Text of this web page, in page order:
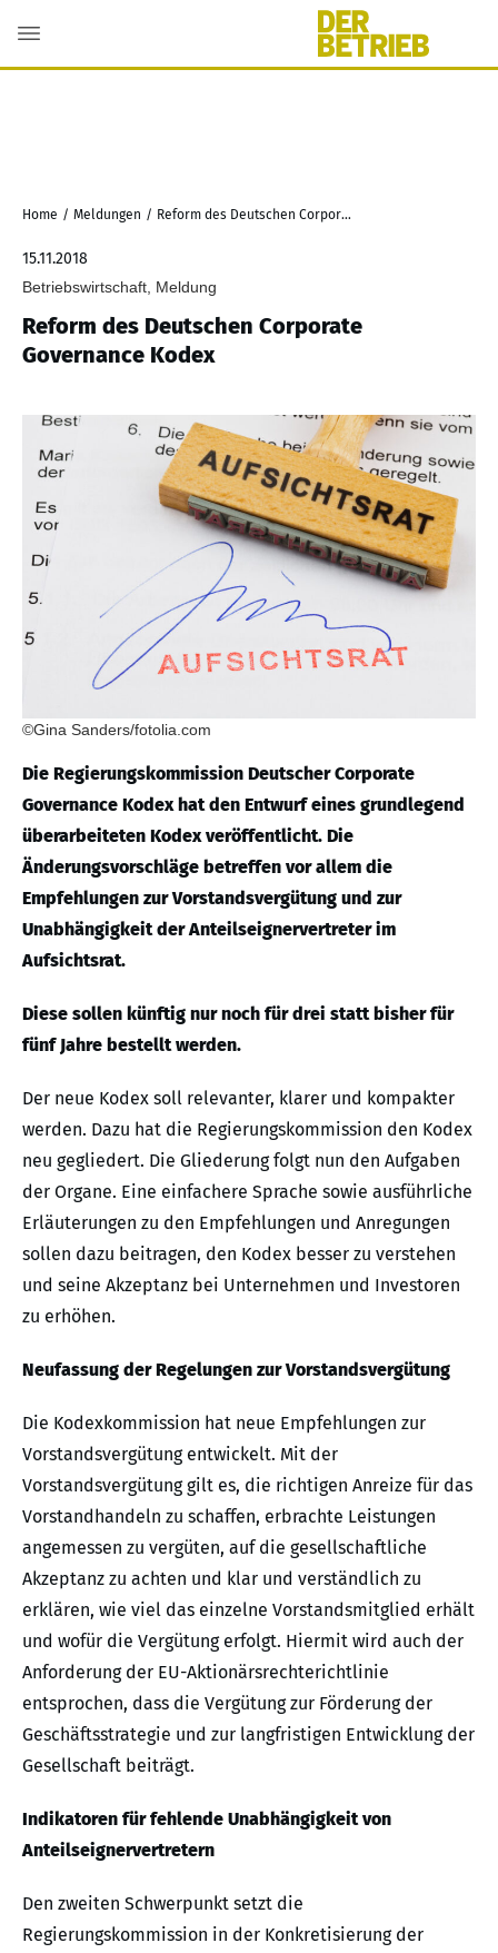
Home / Meldungen / Reform des Deutschen Corporate Governance Kodex
15.11.2018
Betriebswirtschaft, Meldung
Reform des Deutschen Corporate
Governance Kodex
©Gina Sanders/fotolia.com
Die Regierungskommission Deutscher Corporate
Governance Kodex hat den Entwurf eines grundlegend
überarbeiteten Kodex veröffentlicht. Die
Änderungsvorschläge betreffen vor allem die
Empfehlungen zur Vorstandsvergütung und zur
Unabhängigkeit der Anteilseignervertreter im
Aufsichtsrat.
Diese sollen künftig nur noch für drei statt bisher für
fünf Jahre bestellt werden.
Der neue Kodex soll relevanter, klarer und kompakter
werden. Dazu hat die Regierungskommission den Kodex
neu gegliedert. Die Gliederung folgt nun den Aufgaben
der Organe. Eine einfachere Sprache sowie ausführliche
Erläuterungen zu den Empfehlungen und Anregungen
sollen dazu beitragen, den Kodex besser zu verstehen
und seine Akzeptanz bei Unternehmen und Investoren
zu erhöhen.
Neufassung der Regelungen zur Vorstandsvergütung
Die Kodexkommission hat neue Empfehlungen zur
Vorstandsvergütung entwickelt. Mit der
Vorstandsvergütung gilt es, die richtigen Anreize für das
Vorstandhandeln zu schaffen, erbrachte Leistungen
angemessen zu vergüten, auf die gesellschaftliche
Akzeptanz zu achten und klar und verständlich zu
erklären, wie viel das einzelne Vorstandsmitglied erhält
und wofür die Vergütung erfolgt. Hiermit wird auch der
Anforderung der EU-Aktionärsrechterichtlinie
entsprochen, dass die Vergütung zur Förderung der
Geschäftsstrategie und zur langfristigen Entwicklung der
Gesellschaft beiträgt.
Indikatoren für fehlende Unabhängigkeit von
Anteilseignervertretern
Den zweiten Schwerpunkt setzt die
Regierungskommission in der Konkretisierung der